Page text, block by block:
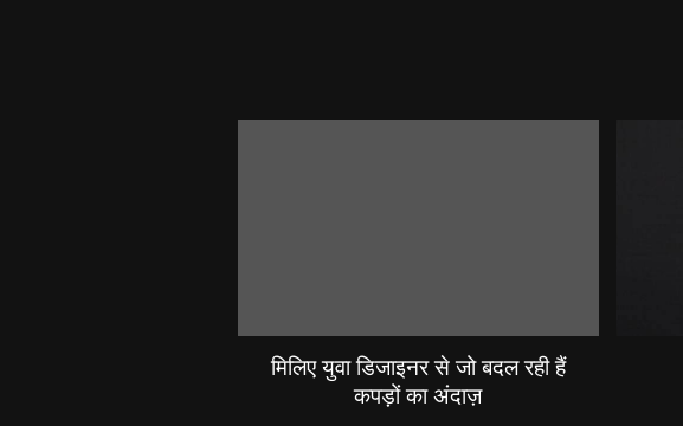
मिलिए युवा डिजाइनर से जो बदल रही हैं
कपड़ों का अंदाज़